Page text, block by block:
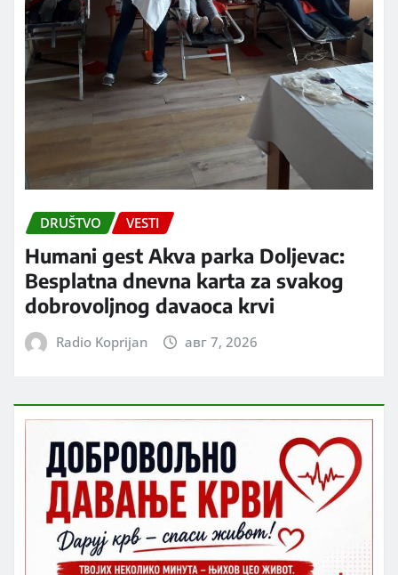
DRUŠTVO VESTI
Humani gest Akva parka Doljevac:
Besplatna dnevna karta za svakog
dobrovoljnog davaoca krvi
Radio Koprijan авг 7, 2026